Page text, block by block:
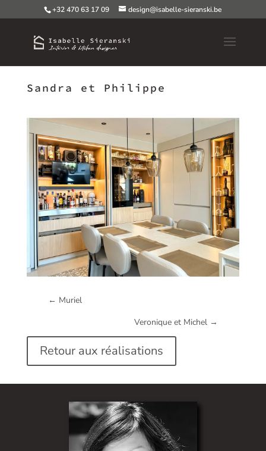
+32 470 63 17 09 design@isabelle-sieranski.be
Sandra et Philippe
← Muriel
Veronique et Michel →
Retour aux réalisations